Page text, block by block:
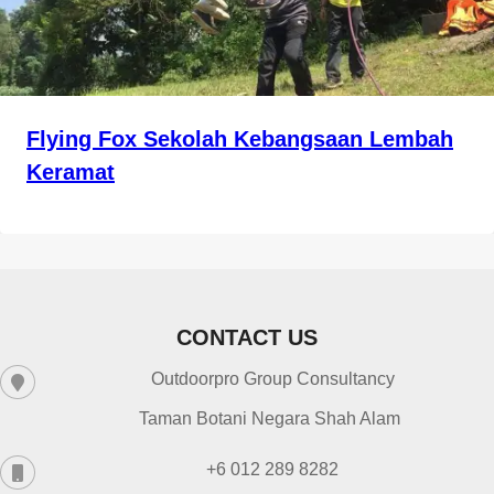
Flying Fox Sekolah Kebangsaan Lembah
Keramat
CONTACT US
Outdoorpro Group Consultancy
Taman Botani Negara Shah Alam
+6 012 289 8282